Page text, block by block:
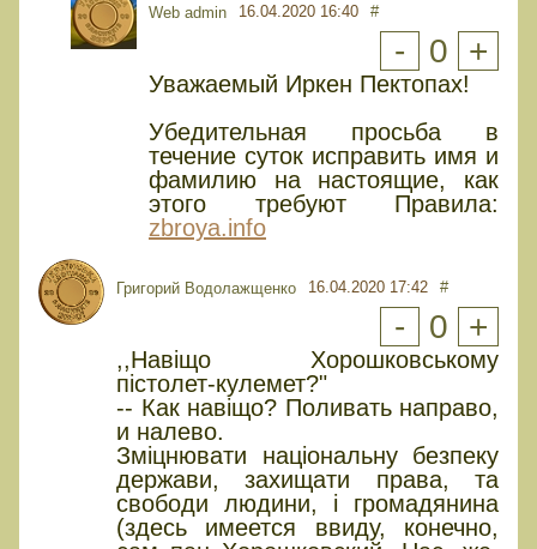
Web admin 16.04.2020 16:40 #
- 0 +
Уважаемый Иркен Пектопах!
Убедительная просьба в
течение суток исправить имя и
фамилию на настоящие, как
этого требуют Правила:
zbroya.info
Григорий Водолажщенко 16.04.2020 17:42 #
- 0 +
,,Навіщо Хорошковському
пістолет-кулемет?"
-- Как навiщо? Поливать направо,
и налево.
Змiцнювати нацiональну безпеку
держави, захищати права, та
свободи людини, i громадянина
(здесь имеется ввиду, конечно,